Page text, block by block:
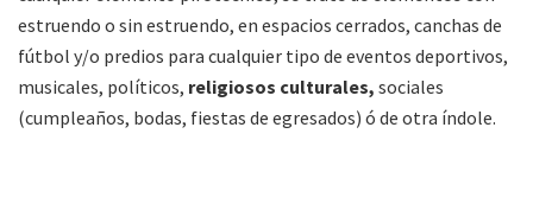
estruendo o sin estruendo, en espacios cerrados, canchas de
fútbol y/o predios para cualquier tipo de eventos deportivos,
musicales, políticos, religiosos culturales, sociales
(cumpleaños, bodas, fiestas de egresados) ó de otra índole.